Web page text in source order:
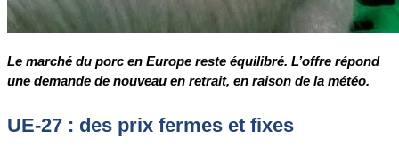
Le marché du porc en Europe reste équilibré. L’offre répond
une demande de nouveau en retrait, en raison de la météo.
UE-27 : des prix fermes et fixes